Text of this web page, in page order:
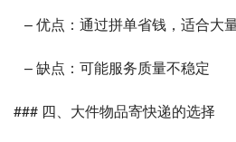
– 优点：通过拼单省钱，适合大
   – 缺点：可能服务质量不稳定
### 四、大件物品寄快递的选择